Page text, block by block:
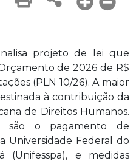
projeto de lei que
de 2026 de R$
(PLN 10/26). A maior
à contribuição da
de Direitos Humanos.
são o pagamento de
Universidade Federal do
e medidas